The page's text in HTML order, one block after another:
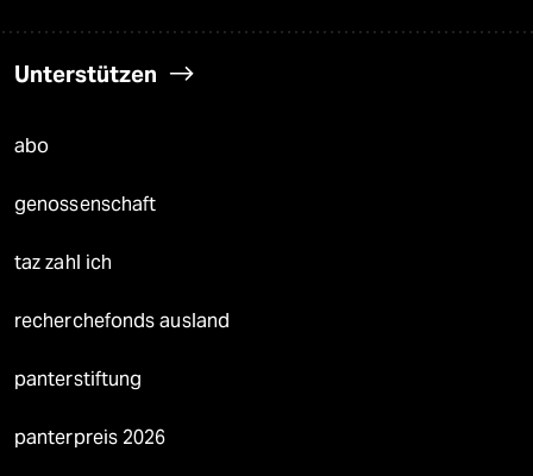
Unterstützen
abo
genossenschaft
taz zahl ich
recherchefonds ausland
panterstiftung
panterpreis 2026